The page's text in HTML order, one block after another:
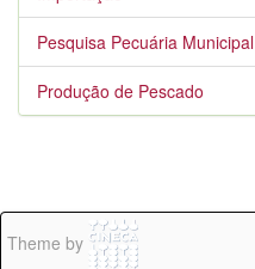
Pesquisa Pecuária Municipal
Produção de Pescado
Theme by